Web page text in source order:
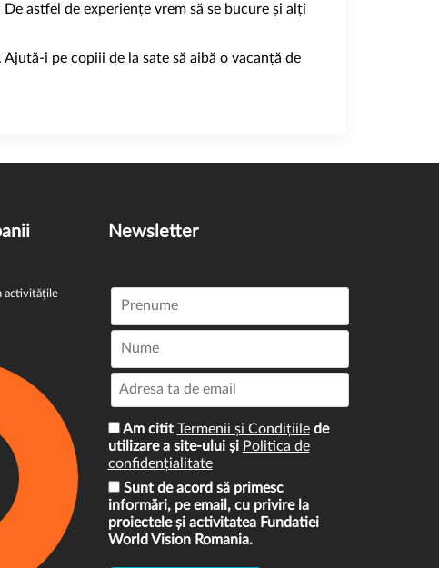
astfel de experiențe vrem să se bucure și alți
i pe copiii de la sate să aibă o vacanță de
activitățile
Newsletter
Am citit Termenii și Condițiilede
utilizare a site-ului și Politica de
confidențialitate
Sunt de acord să primesc
informări, pe email, cu privire la
proiectele și activitatea Fundatiei
World Vision Romania.